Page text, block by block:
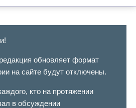
обновляет формат
на сайте будут отключены.
кто на протяжении
в обсуждении